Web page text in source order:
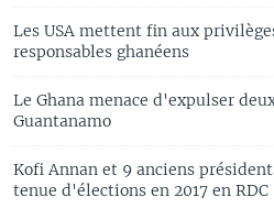
Les USA mettent fin aux
responsables ghanéens
Le Ghana menace d'expulser
Guantanamo
Kofi Annan et 9 anciens
tenue d'élections en 2017 en RDC